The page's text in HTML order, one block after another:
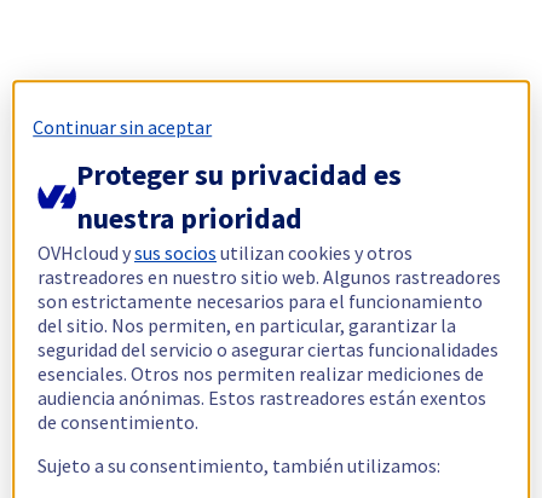
Continuar sin aceptar
Proteger su privacidad es
nuestra prioridad
OVHcloud ysus socios utilizan cookies y otros
rastreadores en nuestro sitio web. Algunos rastreadores
son estrictamente necesarios para el funcionamiento
del sitio. Nos permiten, en particular, garantizar la
seguridad del servicio o asegurar ciertas funcionalidades
esenciales. Otros nos permiten realizar mediciones de
audiencia anónimas. Estos rastreadores están exentos
de consentimiento.
Sujeto a su consentimiento, también utilizamos: